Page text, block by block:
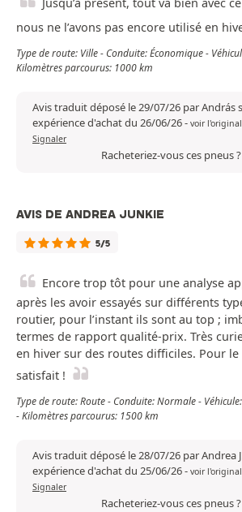
nous ne l’avons pas encore utilisé en
Type de route: Ville - Conduite: Économique -
Kilomètres parcourus: 1000 km
Avis traduit déposé le 29/07/26 par András
expérience d'achat du 26/06/26- voir
Signaler
Racheteriez-vous ces pneus ?
AVIS DE ANDREA JUNKIE
5/5
Encore trop tôt pour une analyse
après les avoir essayés sur différents
routier, pour l’instant ils sont au top ;
termes de rapport qualité-prix. Très
en hiver sur des routes difficiles. Pour
satisfait !
Type de route: Route - Conduite: Normale -
- Kilomètres parcourus: 1500 km
Avis traduit déposé le 28/07/26 par Andrea
expérience d'achat du 25/06/26- voir
Signaler
Racheteriez-vous ces pneus ?